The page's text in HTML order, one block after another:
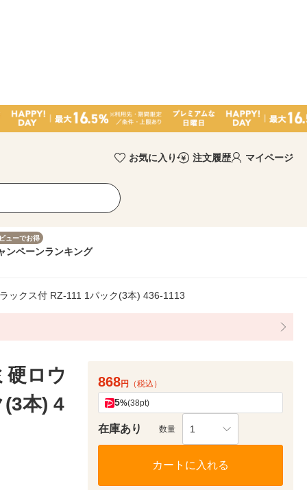
お気に入り 注文履歴 マイページ
ューでお得
ンペーンランキング
ックス付 RZ-111 1パック(3本) 436-1113
硬ロウ
(3本) 4
868円 （税込）
5%(38pt)
在庫あり 数量 1
カートに入れる